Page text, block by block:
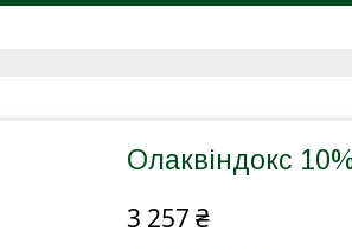
Олаквіндокс
3 257 ₴